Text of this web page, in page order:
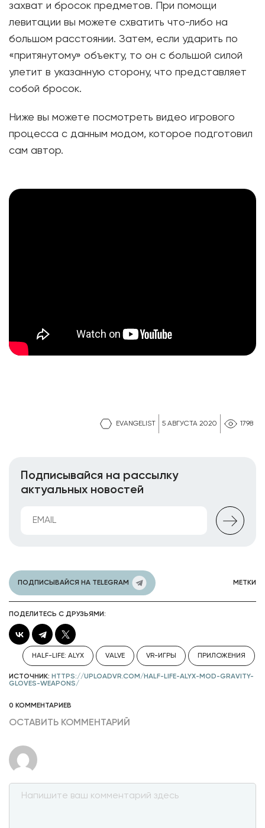
EVANGELIST 5 АВГУСТА 2020 1798
захват и бросок предметов. При помощи
левитации вы можете схватить что-либо на
большом расстоянии. Затем, если ударить по
«притянутому» объекту, то он с большой силой
улетит в указанную сторону, что представляет
собой бросок.
Ниже вы можете посмотреть видео игрового
процесса с данным модом, которое подготовил
сам автор.
Подписывайся на рассылку
актуальных новостей
ПОДПИСЫВАЙСЯ НА TELEGRAM МЕТКИ
ПОДЕЛИТЕСЬ С ДРУЗЬЯМИ:
HALF-LIFE: ALYX VALVE VR-ИГРЫ ПРИЛОЖЕНИЯ
ИСТОЧНИК: HTTPS://UPLOADVR.COM/HALF-LIFE-ALYX-MOD-GRAVITY-
GLOVES-WEAPONS/
0 КОММЕНТАРИЕВ
ОСТАВИТЬ КОММЕНТАРИЙ